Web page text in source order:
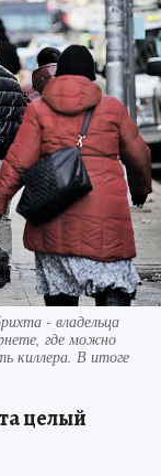
- владельца
где можно
киллера. В итоге
целый